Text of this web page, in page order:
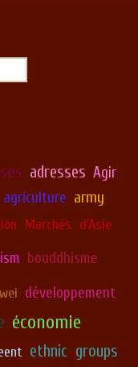
adresses Agir
agriculture army
Marchés d'Asie
bouddhisme
développement
économie
ethnic groups